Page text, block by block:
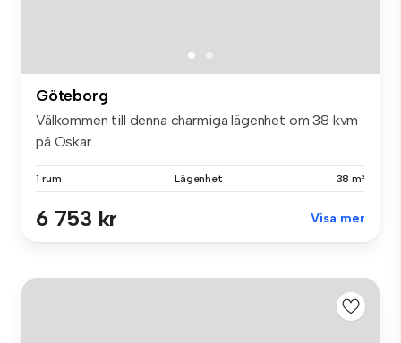
Göteborg
Välkommen till denna charmiga lägenhet om 38 kvm
på Oskar...
1 rum Lägenhet 38 m²
6 753 kr Visa mer